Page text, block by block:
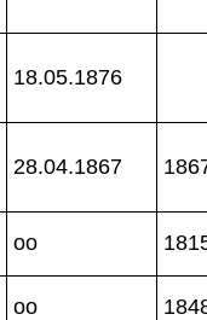
18.05.1876
28.04.1867
oo
oo